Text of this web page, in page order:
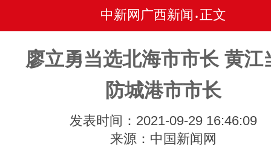
中新网广西新闻 • 正文
廖立勇当选北海市市长 黄江
防城港市市长
发表时间：2021-09-29 16:46:09
来源：中国新闻网